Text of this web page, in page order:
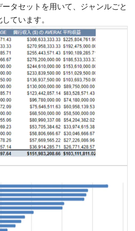
タセットを用いて、ジャンルごと
ています。